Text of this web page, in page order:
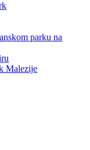
parku na
Malezije